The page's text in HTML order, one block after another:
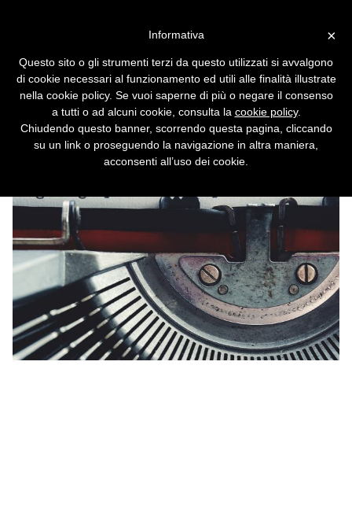
sistema di stampa di
Windows (di nuovo)
Una nuova falla nello spooler consente a chi
la sfrutta di fare ciò che vuole col Pc colpito.
×
Informativa
Questo sito o gli strumenti terzi da questo utilizzati si avvalgono
di cookie necessari al funzionamento ed utili alle finalità illustrate
nella cookie policy. Se vuoi saperne di più o negare il consenso
a tutti o ad alcuni cookie, consulta la cookie policy.
Chiudendo questo banner, scorrendo questa pagina, cliccando
su un link o proseguendo la navigazione in altra maniera,
acconsenti all’uso dei cookie.